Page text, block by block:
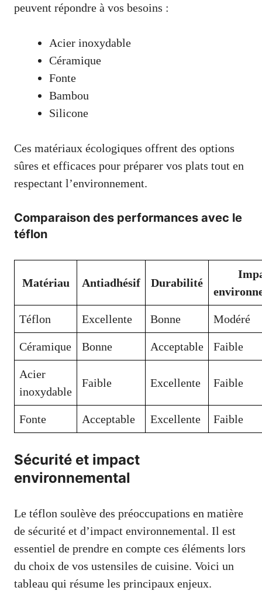
peuvent répondre à vos besoins :
Acier inoxydable
Céramique
Fonte
Bambou
Silicone
Ces matériaux écologiques offrent des options
sûres et efficaces pour préparer vos plats tout en
respectant l’environnement.
Comparaison des performances avec le
téflon
Matériau Antiadhésif Durabilité
Téflon Excellente Bonne Modéré
Céramique Bonne Acceptable Faible
Acier
inoxydable
Faible Excellente Faible
Fonte Acceptable Excellente Faible
Sécurité et impact
environnemental
Le téflon soulève des préoccupations en matière
de sécurité et d’impact environnemental. Il est
essentiel de prendre en compte ces éléments lors
du choix de vos ustensiles de cuisine. Voici un
tableau qui résume les principaux enjeux.